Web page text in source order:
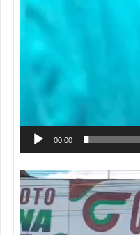
00:00
Tocador
de
vídeo